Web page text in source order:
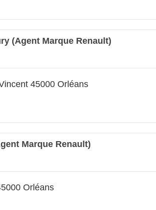
(Agent Marque Renault)
45000 Orléans
Marque Renault)
Orléans